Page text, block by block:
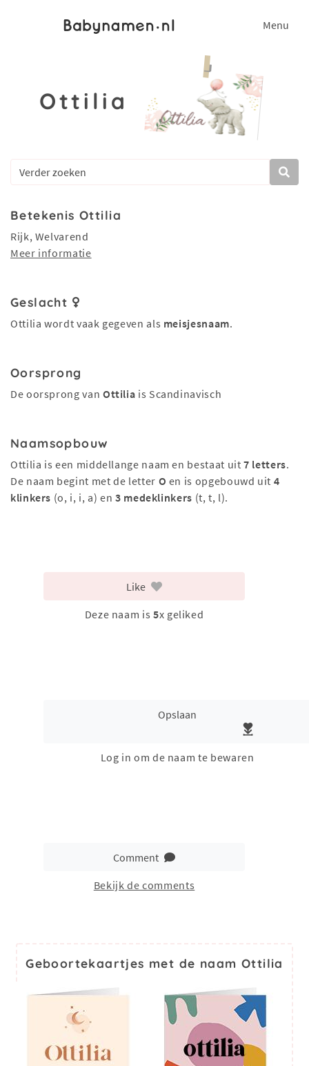
Menu
Ottilia
Betekenis Ottilia
Rijk, Welvarend
Meer informatie
Geslacht
Ottilia wordt vaak gegeven als meisjesnaam.
Oorsprong
De oorsprong van Ottilia is Scandinavisch
Naamsopbouw
Ottilia is een middellange naam en bestaat uit7 letters.
De naam begint met de letter O en is opgebouwd uit 4
klinkers (o, i, i, a) en3 medeklinkers (t, t, l).
Like
Deze naam is 5x geliked
Opslaan
Log in om de naam te bewaren
Comment
Bekijk de comments
Geboortekaartjes met de naam Ottilia